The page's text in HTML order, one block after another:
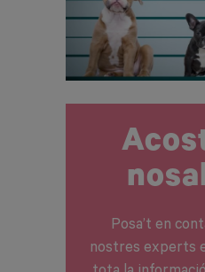
Posa’t en
nostres experts